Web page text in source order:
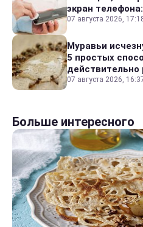
экран
07 августа 2026,
Муравьи
5 простых
действительно
07 августа 2026,
Больше интересного